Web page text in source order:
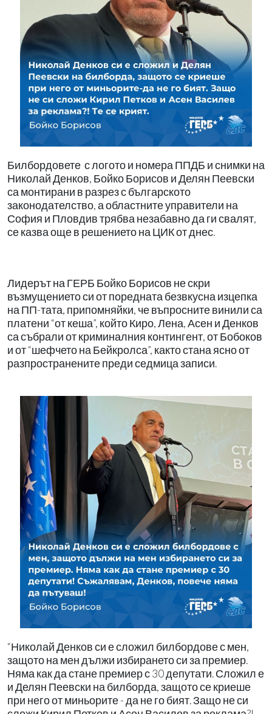
Билбордовете с логото и номера ППДБ и снимки на
Николай Денков, Бойко Борисов и Делян Пеевски
са монтирани в разрез с българското
законодателство, а областните управители на
София и Пловдив трябва незабавно да ги свалят,
се казва още в решението на ЦИК от днес.
Лидерът на ГЕРБ Бойко Борисов не скри
възмущението си от поредната безвкусна изцепка
на ПП-тата, припомняйки, че въпросните винили са
платени “от кеша”, който Киро, Лена, Асен и Денков
са събрали от криминалния контингент, от Бобоков
и от “шефчето на Бейкролса”, както стана ясно от
разпространените преди седмица записи.
“Николай Денков си е сложил билбордове с мен,
защото на мен дължи избирането си за премиер.
Няма как да стане премиер с 30 депутати. Сложил е
и Делян Пеевски на билборда, защото се криеше
при него от миньорите - да не го бият. Защо не си